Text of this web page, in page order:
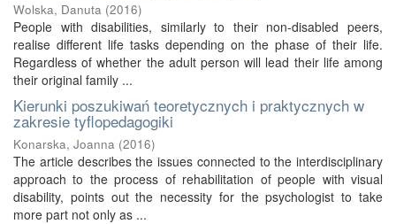
Wolska, Danuta (2016)
People with disabilities, similarly to their non-disabled peers,
realise different life tasks depending on the phase of their life.
Regardless of whether the adult person will lead their life among
their original family ...
Kierunki poszukiwań teoretycznych i praktycznych w
zakresie tyflopedagogiki
Konarska, Joanna (2016)
The article describes the issues connected to the interdisciplinary
approach to the process of rehabilitation of people with visual
disability, points out the necessity for the psychologist to take
more part not only as ...